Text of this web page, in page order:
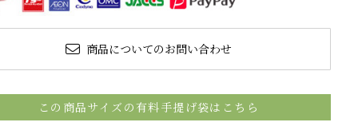
商品についてのお問い合わせ
この商品サイズの有料手提げ袋はこちら